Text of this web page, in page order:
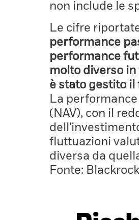
non include le
Le cifre
performance
performance
molto diverso
è stato gestito il
La
(NAV), con il
fluttuazioni
diversa da
Fonte: Blackrock